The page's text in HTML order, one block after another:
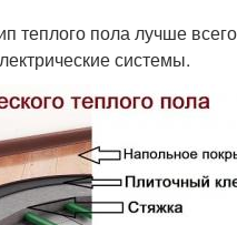
теплого пола лучше
системы.